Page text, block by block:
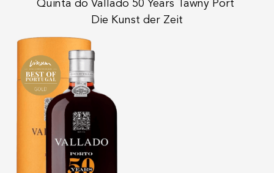
Quinta do Vallado 50 Years Tawny Port
Die Kunst der Zeit